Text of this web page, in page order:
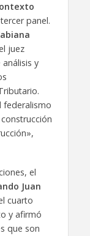
panel.
juez
y
federalismo
el
Juan
cuarto
y afirmó
que son